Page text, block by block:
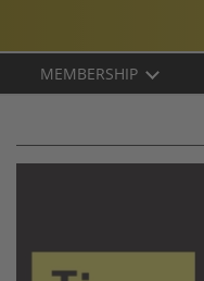
Main
DE
MEMBERSHIP